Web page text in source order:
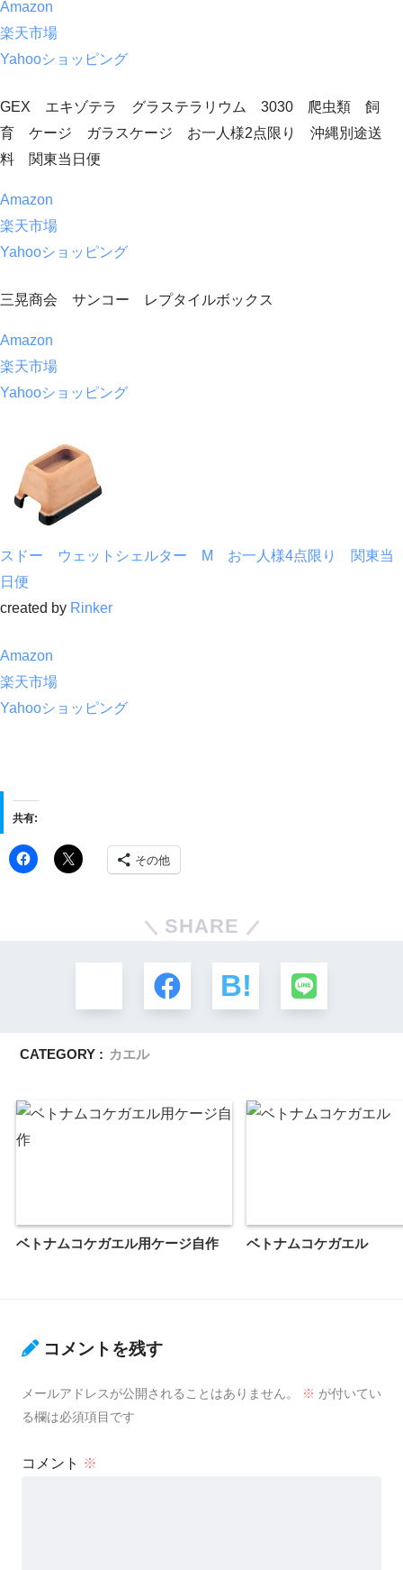
Amazon
楽天市場
Yahooショッピング
GEX エキゾテラ グラステラリウム 3030 爬虫類 飼
育 ケージ ガラスケージ お一人様2点限り 沖縄別途送
料 関東当日便
Amazon
楽天市場
Yahooショッピング
三晃商会 サンコー レプタイルボックス
Amazon
楽天市場
Yahooショッピング
スドー ウェットシェルター M お一人様4点限り 関東当
日便
created by Rinker
Amazon
楽天市場
Yahooショッピング
共有:
その他
SHARE
CATEGORY : カエル
ベトナムコケガエル用ケージ自作 ベトナムコケガエル
コメントを残す
メールアドレスが公開されることはありません。 ※ が付いてい
る欄は必須項目です
コメント ※